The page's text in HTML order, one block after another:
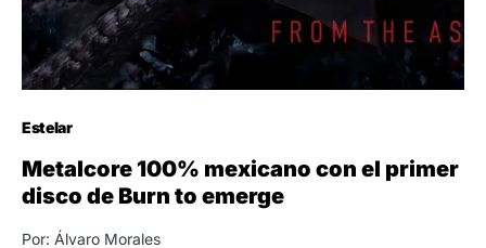
Estelar
Metalcore 100% mexicano con el primer
disco de Burn to emerge
Por: Álvaro Morales